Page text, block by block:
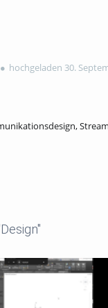
hochgeladen 30.